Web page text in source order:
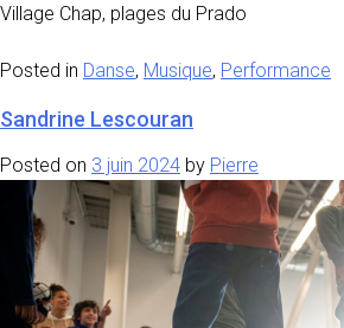
Village Chap, plages du Prado
Posted in Danse, Musique, Performance
Sandrine Lescouran
Posted on 3 juin 2024 by Pierre